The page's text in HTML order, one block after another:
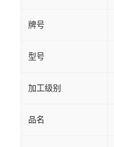
牌号
型号
加工级别
品名